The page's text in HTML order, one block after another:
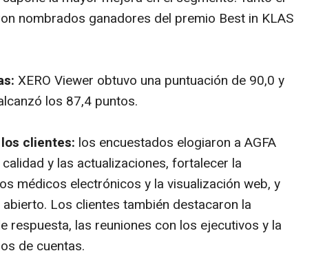
nombrados ganadores del premio Best in KLAS
XERO Viewer obtuvo una puntuación de 90,0 y
los 87,4 puntos.
clientes: los encuestados elogiaron a AGFA
y las actualizaciones, fortalecer la
médicos electrónicos y la visualización web, y
Los clientes también destacaron la
respuesta, las reuniones con los ejecutivos y la
de cuentas.